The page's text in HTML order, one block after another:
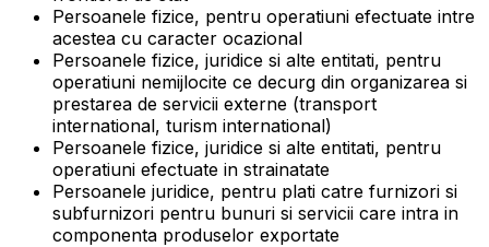
Persoanele fizice, pentru operatiuni efectuate intre
acestea cu caracter ocazional
Persoanele fizice, juridice si alte entitati, pentru
operatiuni nemijlocite ce decurg din organizarea si
prestarea de servicii externe (transport
international, turism international)
Persoanele fizice, juridice si alte entitati, pentru
operatiuni efectuate in strainatate
Persoanele juridice, pentru plati catre furnizori si
subfurnizori pentru bunuri si servicii care intra in
componenta produselor exportate